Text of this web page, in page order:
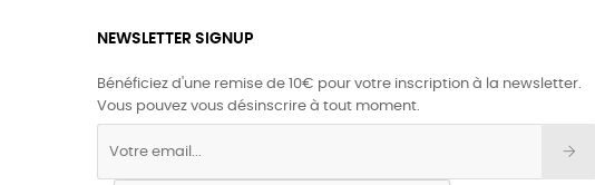
NEWSLETTER SIGNUP
Bénéficiez d'une remise de 10€ pour votre inscription à la newsletter.
Vous pouvez vous désinscrire à tout moment.